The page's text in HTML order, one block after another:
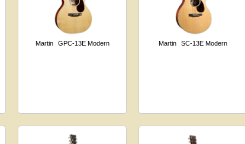
Martin GPC-13E Modern Martin SC-13E Modern